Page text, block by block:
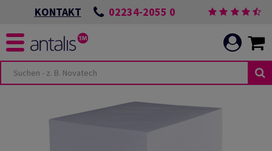
KONTAKT 02234-2055 0